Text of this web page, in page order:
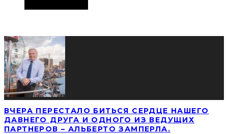
ВЧЕРА ПЕРЕСТАЛО БИТЬСЯ СЕРДЦЕ НАШЕГО
ДАВНЕГО ДРУГА И ОДНОГО ИЗ ВЕДУЩИХ
ПАРТНЕРОВ – АЛЬБЕРТО ЗАМПЕРЛА.